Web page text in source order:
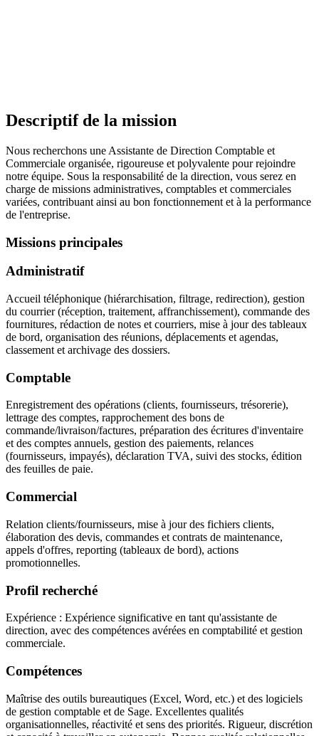
Descriptif de la mission
Nous recherchons une Assistante de Direction Comptable et
Commerciale organisée, rigoureuse et polyvalente pour rejoindre
notre équipe. Sous la responsabilité de la direction, vous serez en
charge de missions administratives, comptables et commerciales
variées, contribuant ainsi au bon fonctionnement et à la performance
de l'entreprise.
Missions principales
Administratif
Accueil téléphonique (hiérarchisation, filtrage, redirection), gestion
du courrier (réception, traitement, affranchissement), commande des
fournitures, rédaction de notes et courriers, mise à jour des tableaux
de bord, organisation des réunions, déplacements et agendas,
classement et archivage des dossiers.
Comptable
Enregistrement des opérations (clients, fournisseurs, trésorerie),
lettrage des comptes, rapprochement des bons de
commande/livraison/factures, préparation des écritures d'inventaire
et des comptes annuels, gestion des paiements, relances
(fournisseurs, impayés), déclaration TVA, suivi des stocks, édition
des feuilles de paie.
Commercial
Relation clients/fournisseurs, mise à jour des fichiers clients,
élaboration des devis, commandes et contrats de maintenance,
appels d'offres, reporting (tableaux de bord), actions
promotionnelles.
Profil recherché
Expérience : Expérience significative en tant qu'assistante de
direction, avec des compétences avérées en comptabilité et gestion
commerciale.
Compétences
Maîtrise des outils bureautiques (Excel, Word, etc.) et des logiciels
de gestion comptable et de Sage. Excellentes qualités
organisationnelles, réactivité et sens des priorités. Rigueur, discrétion